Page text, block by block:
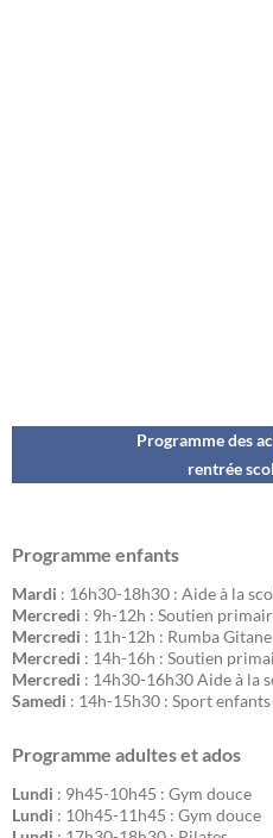
Programme des
rentrée
Programme enfants
Mardi : 16h30-18h30 : Aide à la
Mercredi : 9h-12h : Soutien
Mercredi : 11h-12h : Rumba Gitane
Mercredi : 14h-16h : Soutien
Mercredi : 14h30-16h30 Aide à la
Samedi : 14h-15h30 : Sport
Programme adultes et ados
Lundi : 9h45-10h45 : Gym douce
Lundi : 10h45-11h45 : Gym douce